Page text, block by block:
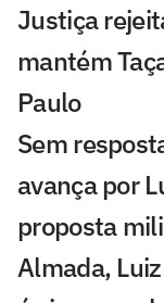
Justiça
mantém
Paulo
Sem
avança por
proposta
Almada,